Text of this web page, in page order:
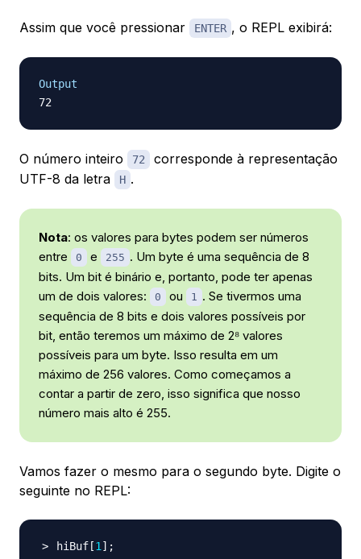
Assim que você pressionar ENTER , o REPL exibirá:
Output
O número inteiro 72
corresponde à representação
UTF-8 da letra
H .
Nota: os valores para bytes podem ser números
entre
0 e 255 . Um byte é uma sequência de 8
bits. Um bit é binário e, portanto, pode ter apenas
um de dois valores:
0 ou 1 . Se tivermos uma
sequência de 8 bits e dois valores possíveis por
bit, então teremos um máximo de 2⁸ valores
possíveis para um byte. Isso resulta em um
máximo de 256 valores. Como começamos a
contar a partir de zero, isso significa que nosso
número mais alto é 255.
Vamos fazer o mesmo para o segundo byte. Digite o
seguinte no REPL:
hiBuf [1] ;